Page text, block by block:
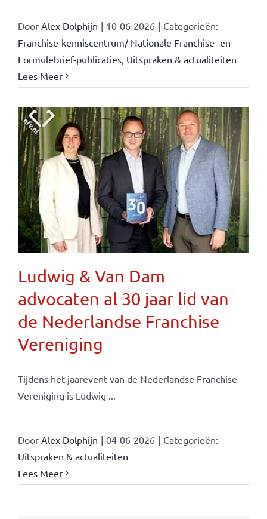
Door Alex Dolphijn | 10-06-2026 | Categorieën:
Franchise-kenniscentrum/ Nationale Franchise- en
Formulebrief-publicaties, Uitspraken & actualiteiten
Lees Meer
Ludwig & Van Dam
advocaten al 30 jaar lid van
de Nederlandse Franchise
Vereniging
Tijdens het jaarevent van de Nederlandse Franchise
Vereniging is Ludwig ...
Door Alex Dolphijn | 04-06-2026 | Categorieën:
Uitspraken & actualiteiten
Lees Meer